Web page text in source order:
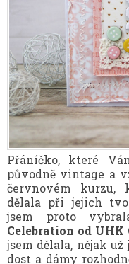
Přáníčko, které
původně vintage a
červnovém kurzu,
dělala při jejich
jsem proto
Celebration od UHK
jsem dělala, nějak
dost a dámy